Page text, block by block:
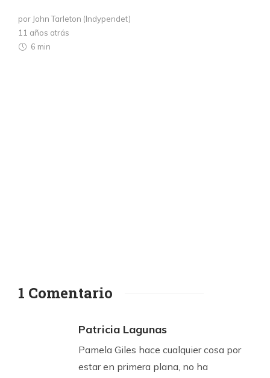
por John Tarleton (Indypendet)
11 años atrás
6 min
1 Comentario
Patricia Lagunas
Pamela Giles hace cualquier cosa por
estar en primera plana, no ha